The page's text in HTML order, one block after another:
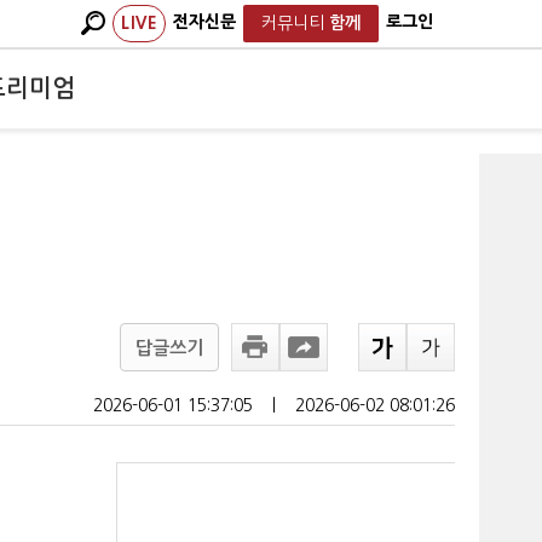
LIVE 전자신문 커뮤니티 함께 로그인
리미엄
답글쓰기
2026-06-01 15:37:05 2026-06-02 08:01:26